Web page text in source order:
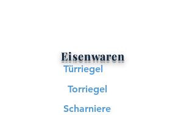
Eisenwaren
Türriegel
Torriegel
Scharniere